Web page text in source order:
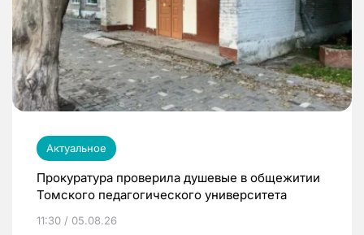
Актуальное
Прокуратура проверила душевые в общежитии
Томского педагогического университета
11:30 / 05.08.26